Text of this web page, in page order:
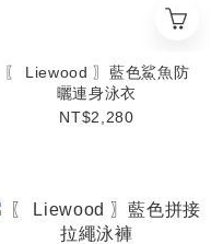
〖 Liewood 〗藍色鯊魚防
曬連身泳衣
NT$2,280